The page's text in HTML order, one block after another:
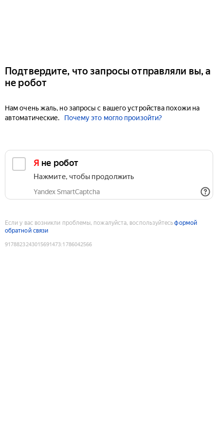
Подтвердите, что запросы отправляли вы, а
не робот
Нам очень жаль, но запросы с вашего устройства похожи на
автоматические.
Почему это могло произойти?
Я не робот
Нажмите, чтобы продолжить
Yandex SmartCaptcha
Если у вас возникли проблемы, пожалуйста, воспользуйтесьформой
обратной связи
9178823243015691473:1786042566